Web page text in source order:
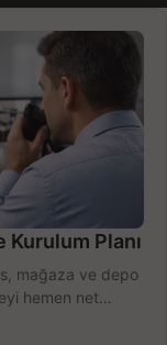
Planı
mağaza ve depo
hemen net